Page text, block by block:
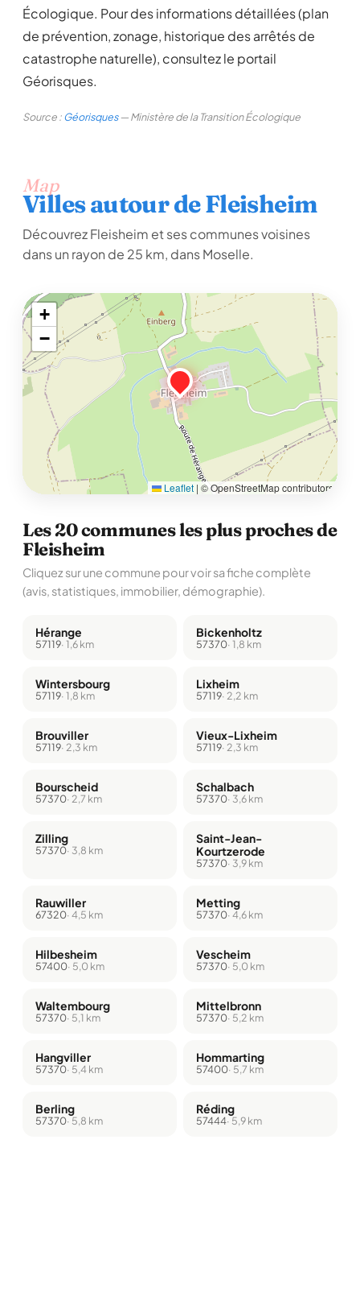
Écologique. Pour des informations détaillées (plan
de prévention, zonage, historique des arrêtés de
catastrophe naturelle), consultez le portail
Géorisques.
Source :Géorisques— Ministère de la Transition Écologique
Map
Villes autour de Fleisheim
Découvrez Fleisheim et ses communes voisines
dans un rayon de 25 km, dans Moselle.
+
−
Leaflet | © OpenStreetMap contributors
Les 20 communes les plus proches de
Fleisheim
Cliquez sur une commune pour voir sa fiche complète
(avis, statistiques, immobilier, démographie).
Hérange
57119· 1,6 km
Bickenholtz
57370· 1,8 km
Wintersbourg
57119· 1,8 km
Lixheim
57119· 2,2 km
Brouviller
57119· 2,3 km
Vieux-Lixheim
57119· 2,3 km
Bourscheid
57370· 2,7 km
Schalbach
57370· 3,6 km
Zilling
57370· 3,8 km
Saint-Jean-
Kourtzerode
57370· 3,9 km
Rauwiller
67320· 4,5 km
Metting
57370· 4,6 km
Hilbesheim
57400· 5,0 km
Vescheim
57370· 5,0 km
Waltembourg
57370· 5,1 km
Mittelbronn
57370· 5,2 km
Hangviller
57370· 5,4 km
Hommarting
57400· 5,7 km
Berling
57370· 5,8 km
Réding
57444· 5,9 km